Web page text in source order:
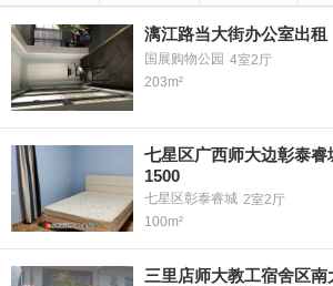
漓江路当大街办公室出租
国展购物公园 4室2厅
203m²
七星区广西师大边彰泰睿
1500
七星区彰泰睿城 2室2厅
100m²
三里店师大教工宿舍区